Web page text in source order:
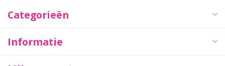
Categorieën
Informatie